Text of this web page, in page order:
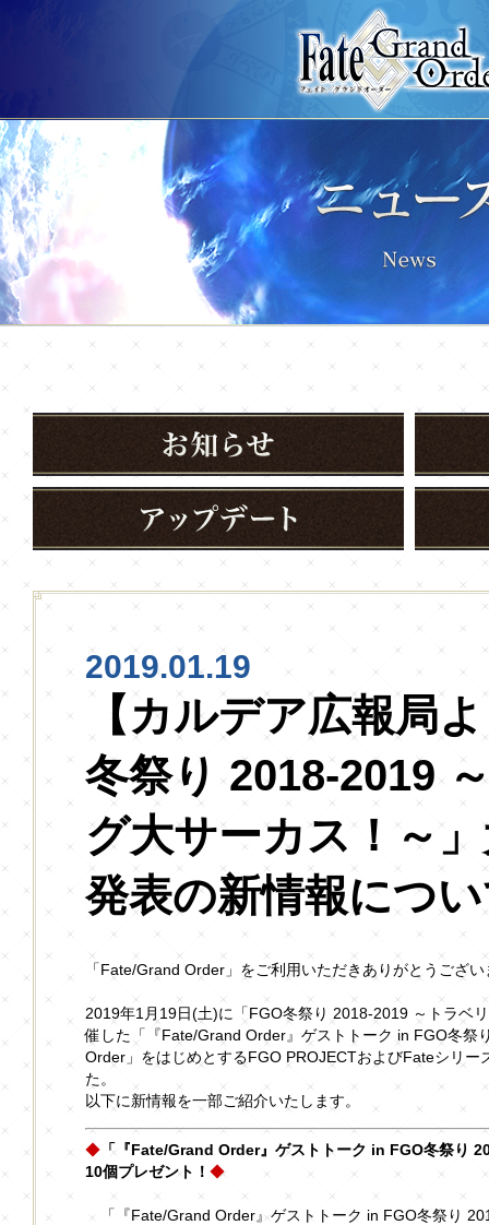
2019.01.19
【カルデア広報局
冬祭り 2018-2019
グ大サーカス！～
発表の新情報につ
「Fate/Grand Order」をご利用いただきありがとうござい
2019年1月19日(土)に「FGO冬祭り 2018-2019 ～トラベ
催した「『Fate/Grand Order』ゲストトーク in FGO冬祭
Order」をはじめとするFGO PROJECTおよびFateシリー
た。
以下に新情報を一部ご紹介いたします。
◆ 「『Fate/Grand Order』ゲストトーク in FGO冬祭り
10個プレゼント！ ◆
「『Fate/Grand Order』ゲストトーク in FGO冬祭り